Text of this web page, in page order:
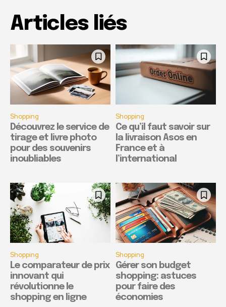
Articles liés
Shopping
Découvrez le service de
tirage et livre photo
pour des souvenirs
inoubliables
Shopping
Ce qu’il faut savoir sur
la livraison Asos en
France et à
l’international
Shopping
Le comparateur de prix
innovant qui
révolutionne le
shopping en ligne
Shopping
Gérer son budget
shopping: astuces
pour faire des
économies